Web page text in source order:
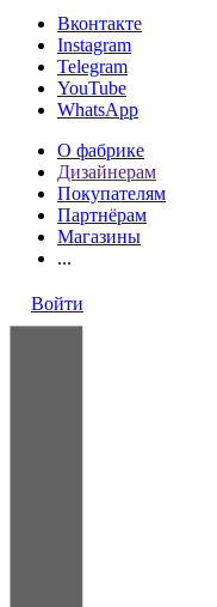
Вконтакте
Instagram
Telegram
YouTube
WhatsApp
О фабрике
Дизайнерам
Покупателям
Партнёрам
Магазины
...
Войти